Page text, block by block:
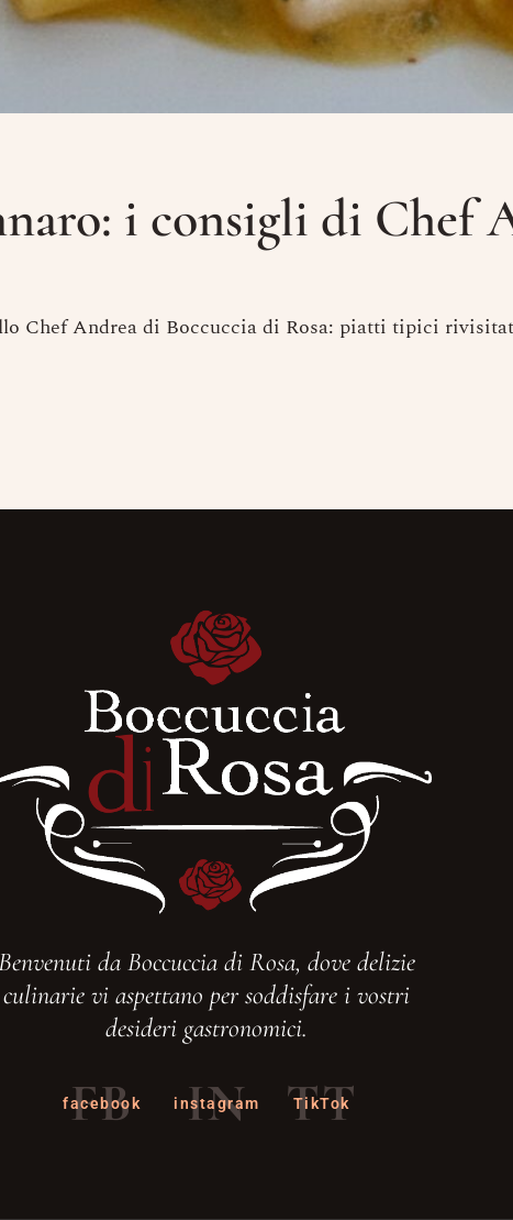
i consigli di Chef
Chef Andrea di Boccuccia di Rosa: piatti tipici
da Boccuccia di Rosa, dove delizie
culinarie vi aspettano per soddisfare i vostri
desideri gastronomici.
FB
facebook IN
instagram TT
TikTok